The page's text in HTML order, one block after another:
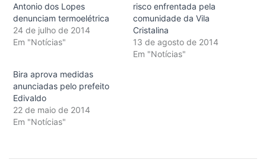
Antonio dos Lopes
denunciam termoelétrica
24 de julho de 2014
Em "Notícias"
risco enfrentada pela
comunidade da Vila
Cristalina
13 de agosto de 2014
Em "Notícias"
Bira aprova medidas
anunciadas pelo prefeito
Edivaldo
22 de maio de 2014
Em "Notícias"